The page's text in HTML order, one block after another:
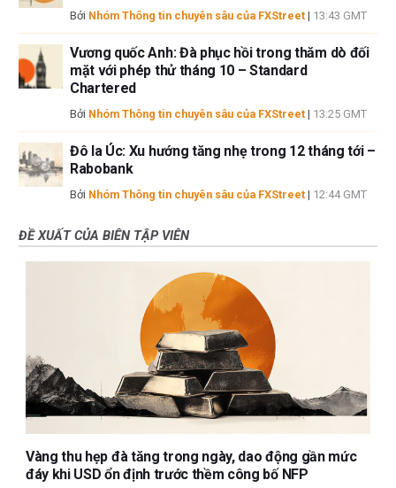
Bởi Nhóm Thông tin chuyên sâu của FXStreet | 13:43 GMT
Vương quốc Anh: Đà phục hồi trong thăm dò đối
mặt với phép thử tháng 10 – Standard
Chartered
Bởi Nhóm Thông tin chuyên sâu của FXStreet | 13:25 GMT
Đô la Úc: Xu hướng tăng nhẹ trong 12 tháng tới –
Rabobank
Bởi Nhóm Thông tin chuyên sâu của FXStreet | 12:44 GMT
ĐỀ XUẤT CỦA BIÊN TẬP VIÊN
Vàng thu hẹp đà tăng trong ngày, dao động gần mức
đáy khi USD ổn định trước thềm công bố NFP